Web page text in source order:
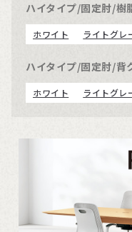
ハイタイプ/固定肘/樹
ホワイト ライトグレ
ハイタイプ/固定肘/背
ホワイト ライトグレ